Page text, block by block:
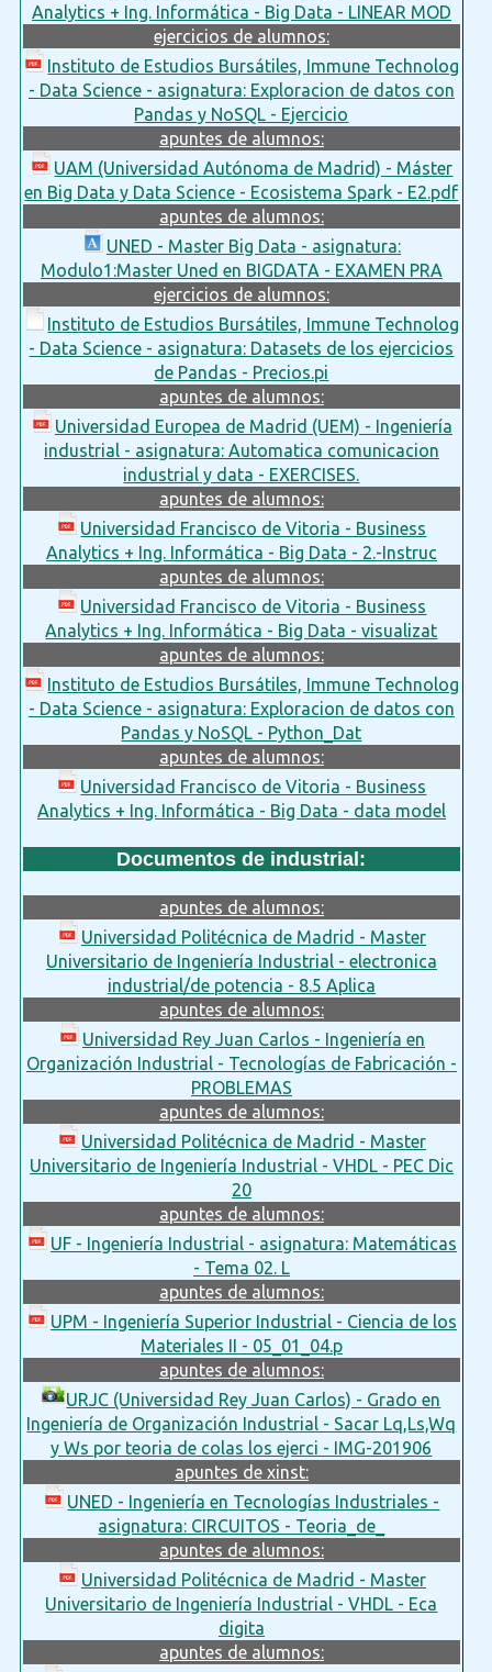
Analytics + Ing. Informática - Big Data - LINEAR MOD
ejercicios de alumnos:
Instituto de Estudios Bursátiles, Immune Technolog
- Data Science - asignatura: Exploracion de datos con
Pandas y NoSQL - Ejercicio
apuntes de alumnos:
UAM (Universidad Autónoma de Madrid) - Máster
en Big Data y Data Science - Ecosistema Spark - E2.pdf
apuntes de alumnos:
UNED - Master Big Data - asignatura:
Modulo1:Master Uned en BIGDATA - EXAMEN PRA
ejercicios de alumnos:
Instituto de Estudios Bursátiles, Immune Technolog
- Data Science - asignatura: Datasets de los ejercicios
de Pandas - Precios.pi
apuntes de alumnos:
Universidad Europea de Madrid (UEM) - Ingeniería
industrial - asignatura: Automatica comunicacion
industrial y data - EXERCISES.
apuntes de alumnos:
Universidad Francisco de Vitoria - Business
Analytics + Ing. Informática - Big Data - 2.-Instruc
apuntes de alumnos:
Universidad Francisco de Vitoria - Business
Analytics + Ing. Informática - Big Data - visualizat
apuntes de alumnos:
Instituto de Estudios Bursátiles, Immune Technolog
- Data Science - asignatura: Exploracion de datos con
Pandas y NoSQL - Python_Dat
apuntes de alumnos:
Universidad Francisco de Vitoria - Business
Analytics + Ing. Informática - Big Data - data model
Documentos de industrial:
apuntes de alumnos:
Universidad Politécnica de Madrid - Master
Universitario de Ingeniería Industrial - electronica
industrial/de potencia - 8.5 Aplica
apuntes de alumnos:
Universidad Rey Juan Carlos - Ingeniería en
Organización Industrial - Tecnologías de Fabricación -
PROBLEMAS
apuntes de alumnos:
Universidad Politécnica de Madrid - Master
Universitario de Ingeniería Industrial - VHDL - PEC Dic
20
apuntes de alumnos:
UF - Ingeniería Industrial - asignatura: Matemáticas
- Tema 02. L
apuntes de alumnos:
UPM - Ingeniería Superior Industrial - Ciencia de los
Materiales II - 05_01_04.p
apuntes de alumnos:
URJC (Universidad Rey Juan Carlos) - Grado en
Ingeniería de Organización Industrial - Sacar Lq,Ls,Wq
y Ws por teoria de colas los ejerci - IMG-201906
apuntes de xinst:
UNED - Ingeniería en Tecnologías Industriales -
asignatura: CIRCUITOS - Teoria_de_
apuntes de alumnos:
Universidad Politécnica de Madrid - Master
Universitario de Ingeniería Industrial - VHDL - Eca
digita
apuntes de alumnos: